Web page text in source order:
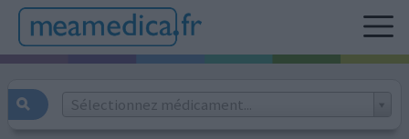
Sélectionnez médicament...